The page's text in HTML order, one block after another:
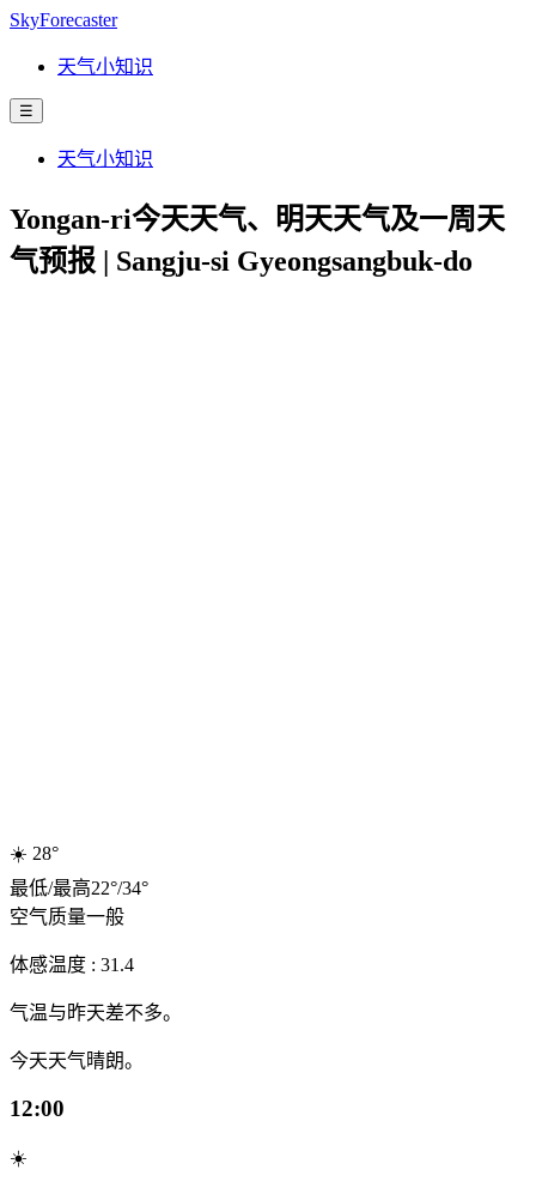
SkyForecaster
天气小知识
☰
天气小知识
Yongan-ri今天天气、明天天气及一周天
气预报 | Sangju-si Gyeongsangbuk-do
☀️ 28°
最低/最高22°/34°
空气质量一般
体感温度 : 31.4
气温与昨天差不多。
今天天气晴朗。
12:00
☀️